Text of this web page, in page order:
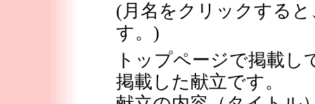
(月名をクリックする
す。)
トップページで掲載し
掲載した献立です。